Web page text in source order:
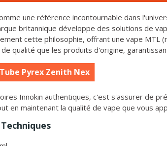
une référence incontournable dans
britannique développe des solutions de
cette philosophie, offrant une vape MTL
qualité que les produits d'origine,
Pyrex Zenith Nex
Innokin authentiques, c'est s'assurer de
en maintenant la qualité de vape que vous